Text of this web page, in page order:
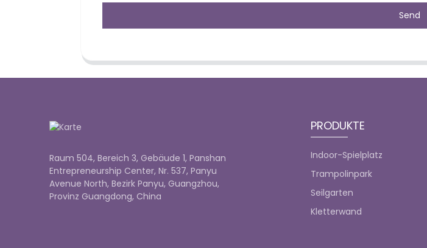
Send
Raum 504, Bereich 3, Gebäude 1, Panshan
Entrepreneurship Center, Nr. 537, Panyu
Avenue North, Bezirk Panyu, Guangzhou,
Provinz Guangdong, China
PRODUKTE
Indoor-Spielplatz
Trampolinpark
Seilgarten
Kletterwand